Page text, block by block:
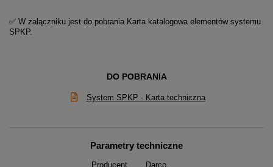
✅ W załączniku jest do pobrania Karta katalogowa elementów systemu
SPKP.
DO POBRANIA
System SPKP - Karta techniczna
Parametry techniczne
Producent Darco